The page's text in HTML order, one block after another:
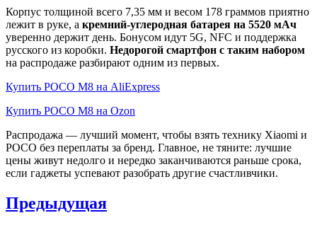
Корпус толщиной всего 7,35 мм и весом 178 граммов приятно
лежит в руке, а кремний-углеродная батарея на 5520 мАч
уверенно держит день. Бонусом идут 5G, NFC и поддержка
русского из коробки. Недорогой смартфон с таким набором
на распродаже разбирают одним из первых.
Купить POCO M8 на AliExpress
Купить POCO M8 на Ozon
Распродажа — лучший момент, чтобы взять технику Xiaomi и
POCO без переплаты за бренд. Главное, не тяните: лучшие
цены живут недолго и нередко заканчиваются раньше срока,
если гаджеты успевают разобрать другие счастливчики.
Навигация
Предыдущая